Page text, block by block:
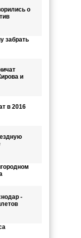
о
забрать
и
в 2016
-